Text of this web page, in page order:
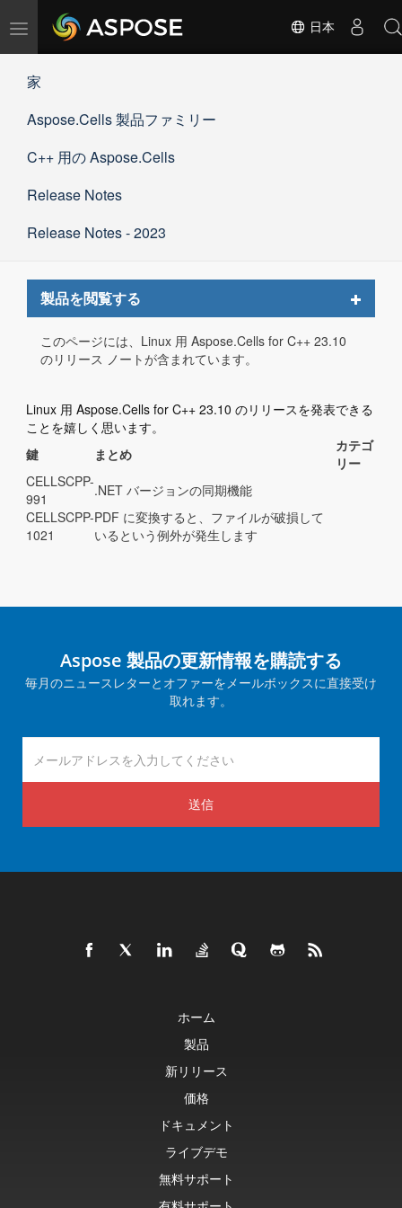
ナ
ー
ョ
の
替
日本
家
Aspose.Cells 製品ファミリー
C++ 用の Aspose.Cells
Release Notes
Release Notes - 2023
製品を閲覧する
Toggle
このページには、Linux 用 Aspose.Cells for C++ 23.10
のリリース ノートが含まれています。
Linux 用 Aspose.Cells for C++ 23.10 のリリースを発表できる
ことを嬉しく思います。
鍵
まとめ
カテゴ
リー
CELLSCPP-
991
.NET バージョンの同期機能
CELLSCPP-
1021
PDF に変換すると、ファイルが破損して
いるという例外が発生します
Aspose 製品の更新情報を購読する
毎月のニュースレターとオファーをメールボックスに直接受け
取れます。
送信
ホーム
製品
新リリース
価格
ドキュメント
ライブデモ
無料サポート